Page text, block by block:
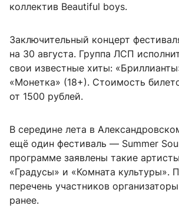
коллектив Beautiful boys.
Заключительный концерт
на 30 августа. Группа ЛСП
свои известные хиты:
«Монетка» (18+). Стоимость
от 1500 рублей.
В середине лета в
ещё один фестиваль — Summer
программе заявлены такие
«Градусы» и «Комната культуры».
перечень участников
ранее.